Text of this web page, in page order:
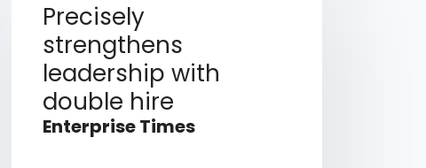
Precisely
strengthens
leadership with
double hire
Enterprise Times